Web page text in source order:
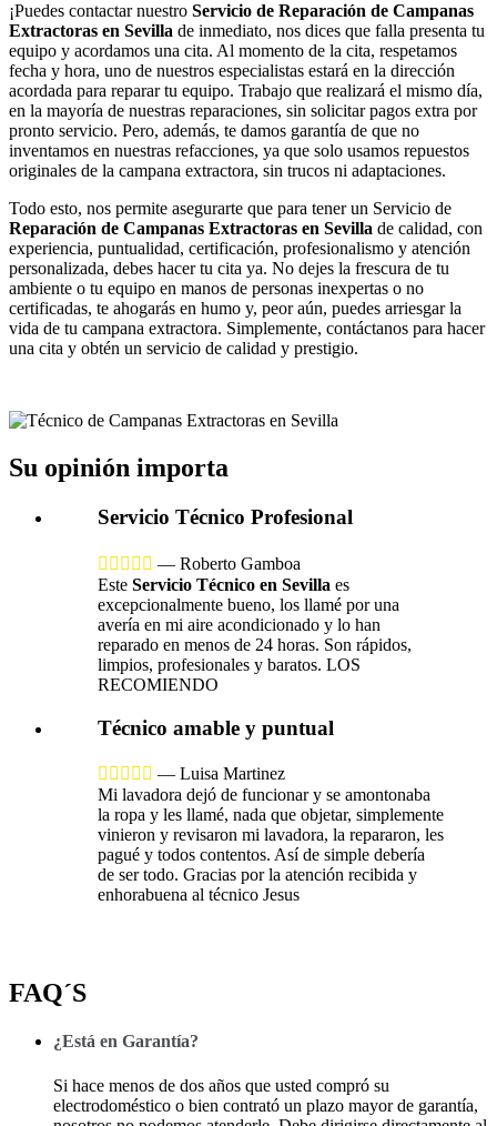
¡Puedes contactar nuestro Servicio de Reparación de Campanas
Extractoras en Sevilla de inmediato, nos dices que falla presenta tu
equipo y acordamos una cita. Al momento de la cita, respetamos
fecha y hora, uno de nuestros especialistas estará en la dirección
acordada para reparar tu equipo. Trabajo que realizará el mismo día,
en la mayoría de nuestras reparaciones, sin solicitar pagos extra por
pronto servicio. Pero, además, te damos garantía de que no
inventamos en nuestras refacciones, ya que solo usamos repuestos
originales de la campana extractora, sin trucos ni adaptaciones.
Todo esto, nos permite asegurarte que para tener un Servicio de
Reparación de Campanas Extractoras en Sevilla de calidad, con
experiencia, puntualidad, certificación, profesionalismo y atención
personalizada, debes hacer tu cita ya. No dejes la frescura de tu
ambiente o tu equipo en manos de personas inexpertas o no
certificadas, te ahogarás en humo y, peor aún, puedes arriesgar la
vida de tu campana extractora. Simplemente, contáctanos para hacer
una cita y obtén un servicio de calidad y prestigio.
Su opinión importa
Servicio Técnico Profesional
     — Roberto Gamboa
Este Servicio Técnico en Sevilla es
excepcionalmente bueno, los llamé por una
avería en mi aire acondicionado y lo han
reparado en menos de 24 horas. Son rápidos,
limpios, profesionales y baratos. LOS
RECOMIENDO
Técnico amable y puntual
     — Luisa Martinez
Mi lavadora dejó de funcionar y se amontonaba
la ropa y les llamé, nada que objetar, simplemente
vinieron y revisaron mi lavadora, la repararon, les
pagué y todos contentos. Así de simple debería
de ser todo. Gracias por la atención recibida y
enhorabuena al técnico Jesus
FAQ´S
¿Está en Garantía?
Si hace menos de dos años que usted compró su
electrodoméstico o bien contrató un plazo mayor de garantía,